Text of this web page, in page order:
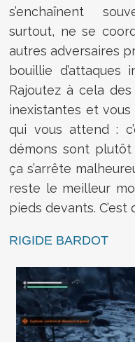
s’enchaînent
surtout, ne se
autres adversaires
bouillie d’attaques
Rajoutez à cela des
inexistantes et
qui vous attend :
démons sont plutôt
ça s’arrête
reste le meilleur
pieds devants. C’est
RIGIDE BARDOT